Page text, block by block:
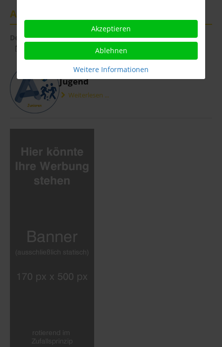
A-Jugend: Trainer, Traningszeiten
Details
Veröffentlicht: Sonntag, 16. März 2025
Neue Ansprechpartner für die A-
Jugend
Weiterlesen ...
Akzeptieren
Ablehnen
Weitere Informationen